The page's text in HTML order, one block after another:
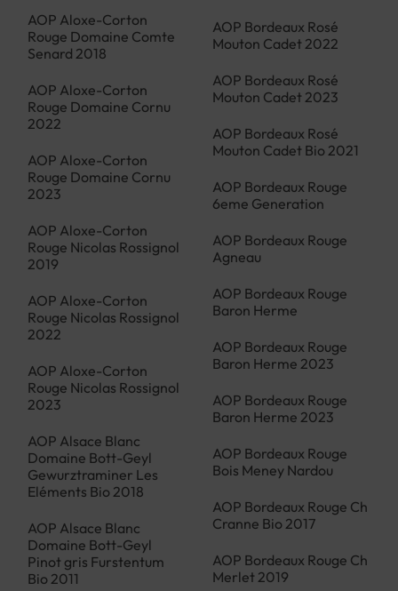
AOP Aloxe-Corton
Rouge Domaine Comte
Senard 2018
AOP Aloxe-Corton
Rouge Domaine Cornu
2022
AOP Aloxe-Corton
Rouge Domaine Cornu
2023
AOP Aloxe-Corton
Rouge Nicolas Rossignol
2019
AOP Aloxe-Corton
Rouge Nicolas Rossignol
2022
AOP Aloxe-Corton
Rouge Nicolas Rossignol
2023
AOP Alsace Blanc
Domaine Bott-Geyl
Gewurztraminer Les
Eléments Bio 2018
AOP Alsace Blanc
Domaine Bott-Geyl
Pinot gris Furstentum
Bio 2011
AOP Bordeaux Rosé
Mouton Cadet 2022
AOP Bordeaux Rosé
Mouton Cadet 2023
AOP Bordeaux Rosé
Mouton Cadet Bio 2021
AOP Bordeaux Rouge
6eme Generation
AOP Bordeaux Rouge
Agneau
AOP Bordeaux Rouge
Baron Herme
AOP Bordeaux Rouge
Baron Herme 2023
AOP Bordeaux Rouge
Baron Herme 2023
AOP Bordeaux Rouge
Bois Meney Nardou
AOP Bordeaux Rouge Ch
Cranne Bio 2017
AOP Bordeaux Rouge Ch
Merlet 2019